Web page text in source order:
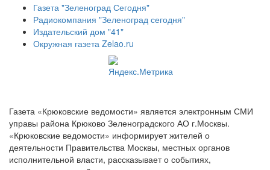
Газета "Зеленоград Сегодня"
Радиокомпания "Зеленоград сегодня"
Издательский дом "41"
Окружная газета Zelao.ru
Газета «Крюковские ведомости» является электронным СМИ
управы района Крюково Зеленоградского АО г.Москвы.
«Крюковские ведомости» информирует жителей о
деятельности Правительства Москвы, местных органов
исполнительной власти, рассказывает о событиях,